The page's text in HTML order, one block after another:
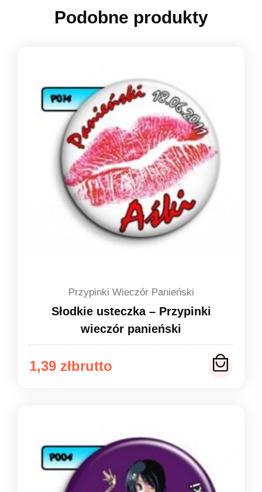
Podobne produkty
Przypinki Wieczór Panieński
Słodkie usteczka – Przypinki
wieczór panieński
1,39 zł
Zakres
do
1,49 zł